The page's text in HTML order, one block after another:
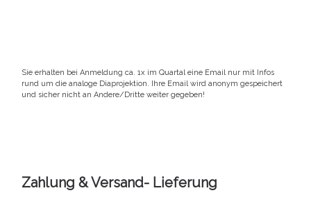
Sie erhalten bei Anmeldung ca. 1x im Quartal eine Email nur mit Infos
rund um die analoge Diaprojektion. Ihre Email wird anonym gespeichert
und sicher nicht an Andere/Dritte weiter gegeben!
Zahlung & Versand- Lieferung